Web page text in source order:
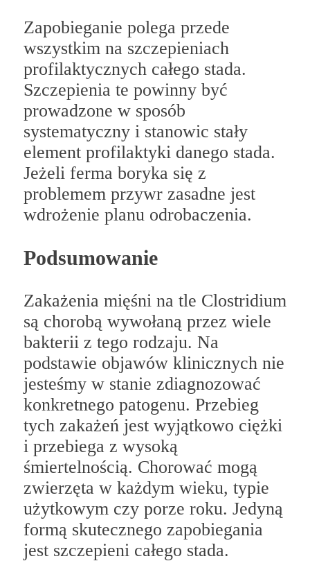
Zapobieganie polega przede
wszystkim na szczepieniach
profilaktycznych całego stada.
Szczepienia te powinny być
prowadzone w sposób
systematyczny i stanowic stały
element profilaktyki danego stada.
Jeżeli ferma boryka się z
problemem przywr zasadne jest
wdrożenie planu odrobaczenia.
Podsumowanie
Zakażenia mięśni na tle Clostridium
są chorobą wywołaną przez wiele
bakterii z tego rodzaju. Na
podstawie objawów klinicznych nie
jesteśmy w stanie zdiagnozować
konkretnego patogenu. Przebieg
tych zakażeń jest wyjątkowo ciężki
i przebiega z wysoką
śmiertelnością. Chorować mogą
zwierzęta w każdym wieku, typie
użytkowym czy porze roku. Jedyną
formą skutecznego zapobiegania
jest szczepieni całego stada.